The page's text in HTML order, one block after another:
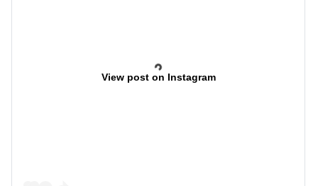
View post on Instagram